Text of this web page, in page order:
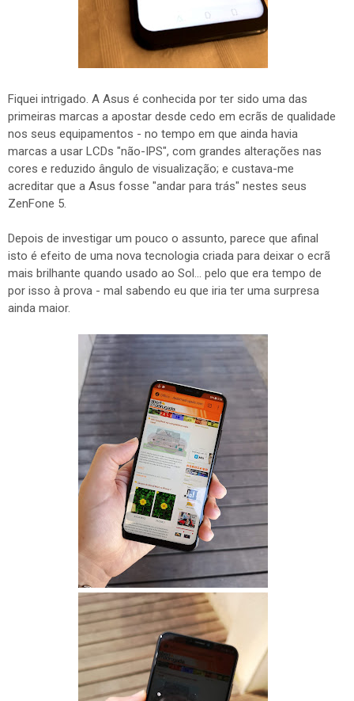
Fiquei intrigado. A Asus é conhecida por ter sido uma das
primeiras marcas a apostar desde cedo em ecrãs de qualidade
nos seus equipamentos - no tempo em que ainda havia
marcas a usar LCDs "não-IPS", com grandes alterações nas
cores e reduzido ângulo de visualização; e custava-me
acreditar que a Asus fosse "andar para trás" nestes seus
ZenFone 5.
Depois de investigar um pouco o assunto, parece que afinal
isto é efeito de uma nova tecnologia criada para deixar o ecrã
mais brilhante quando usado ao Sol... pelo que era tempo de
por isso à prova - mal sabendo eu que iria ter uma surpresa
ainda maior.